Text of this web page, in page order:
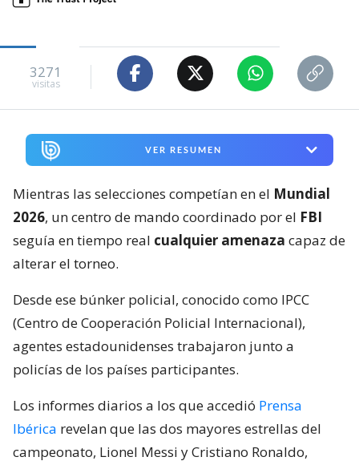
3271
visitas
VER RESUMEN
Mientras las selecciones competían en el Mundial
2026, un centro de mando coordinado por el FBI
seguía en tiempo real cualquier amenaza capaz de
alterar el torneo.
Desde ese búnker policial, conocido como IPCC
(Centro de Cooperación Policial Internacional),
agentes estadounidenses trabajaron junto a
policías de los países participantes.
Los informes diarios a los que accedió Prensa
Ibérica revelan que las dos mayores estrellas del
campeonato, Lionel Messi y Cristiano Ronaldo,